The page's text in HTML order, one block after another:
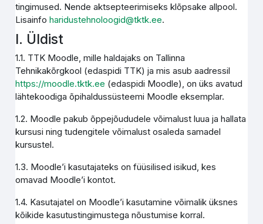
tingimused. Nende aktsepteerimiseks klõpsake allpool.
Lisainfoharidustehnoloogid@tktk.ee.
I. Üldist
1.1. TTK Moodle, mille haldajaks on Tallinna
Tehnikakõrgkool (edaspidi TTK) ja mis asub aadressil
https://moodle.tktk.ee (edaspidi Moodle), on üks avatud
lähtekoodiga õpihaldussüsteemi Moodle eksemplar.
1.2. Moodle pakub õppejõududele võimalust luua ja hallata
kursusi ning tudengitele võimalust osaleda samadel
kursustel.
1.3. Moodle’i kasutajateks on füüsilised isikud, kes
omavad Moodle’i kontot.
1.4. Kasutajatel on Moodle’i kasutamine võimalik üksnes
kõikide kasutustingimustega nõustumise korral.